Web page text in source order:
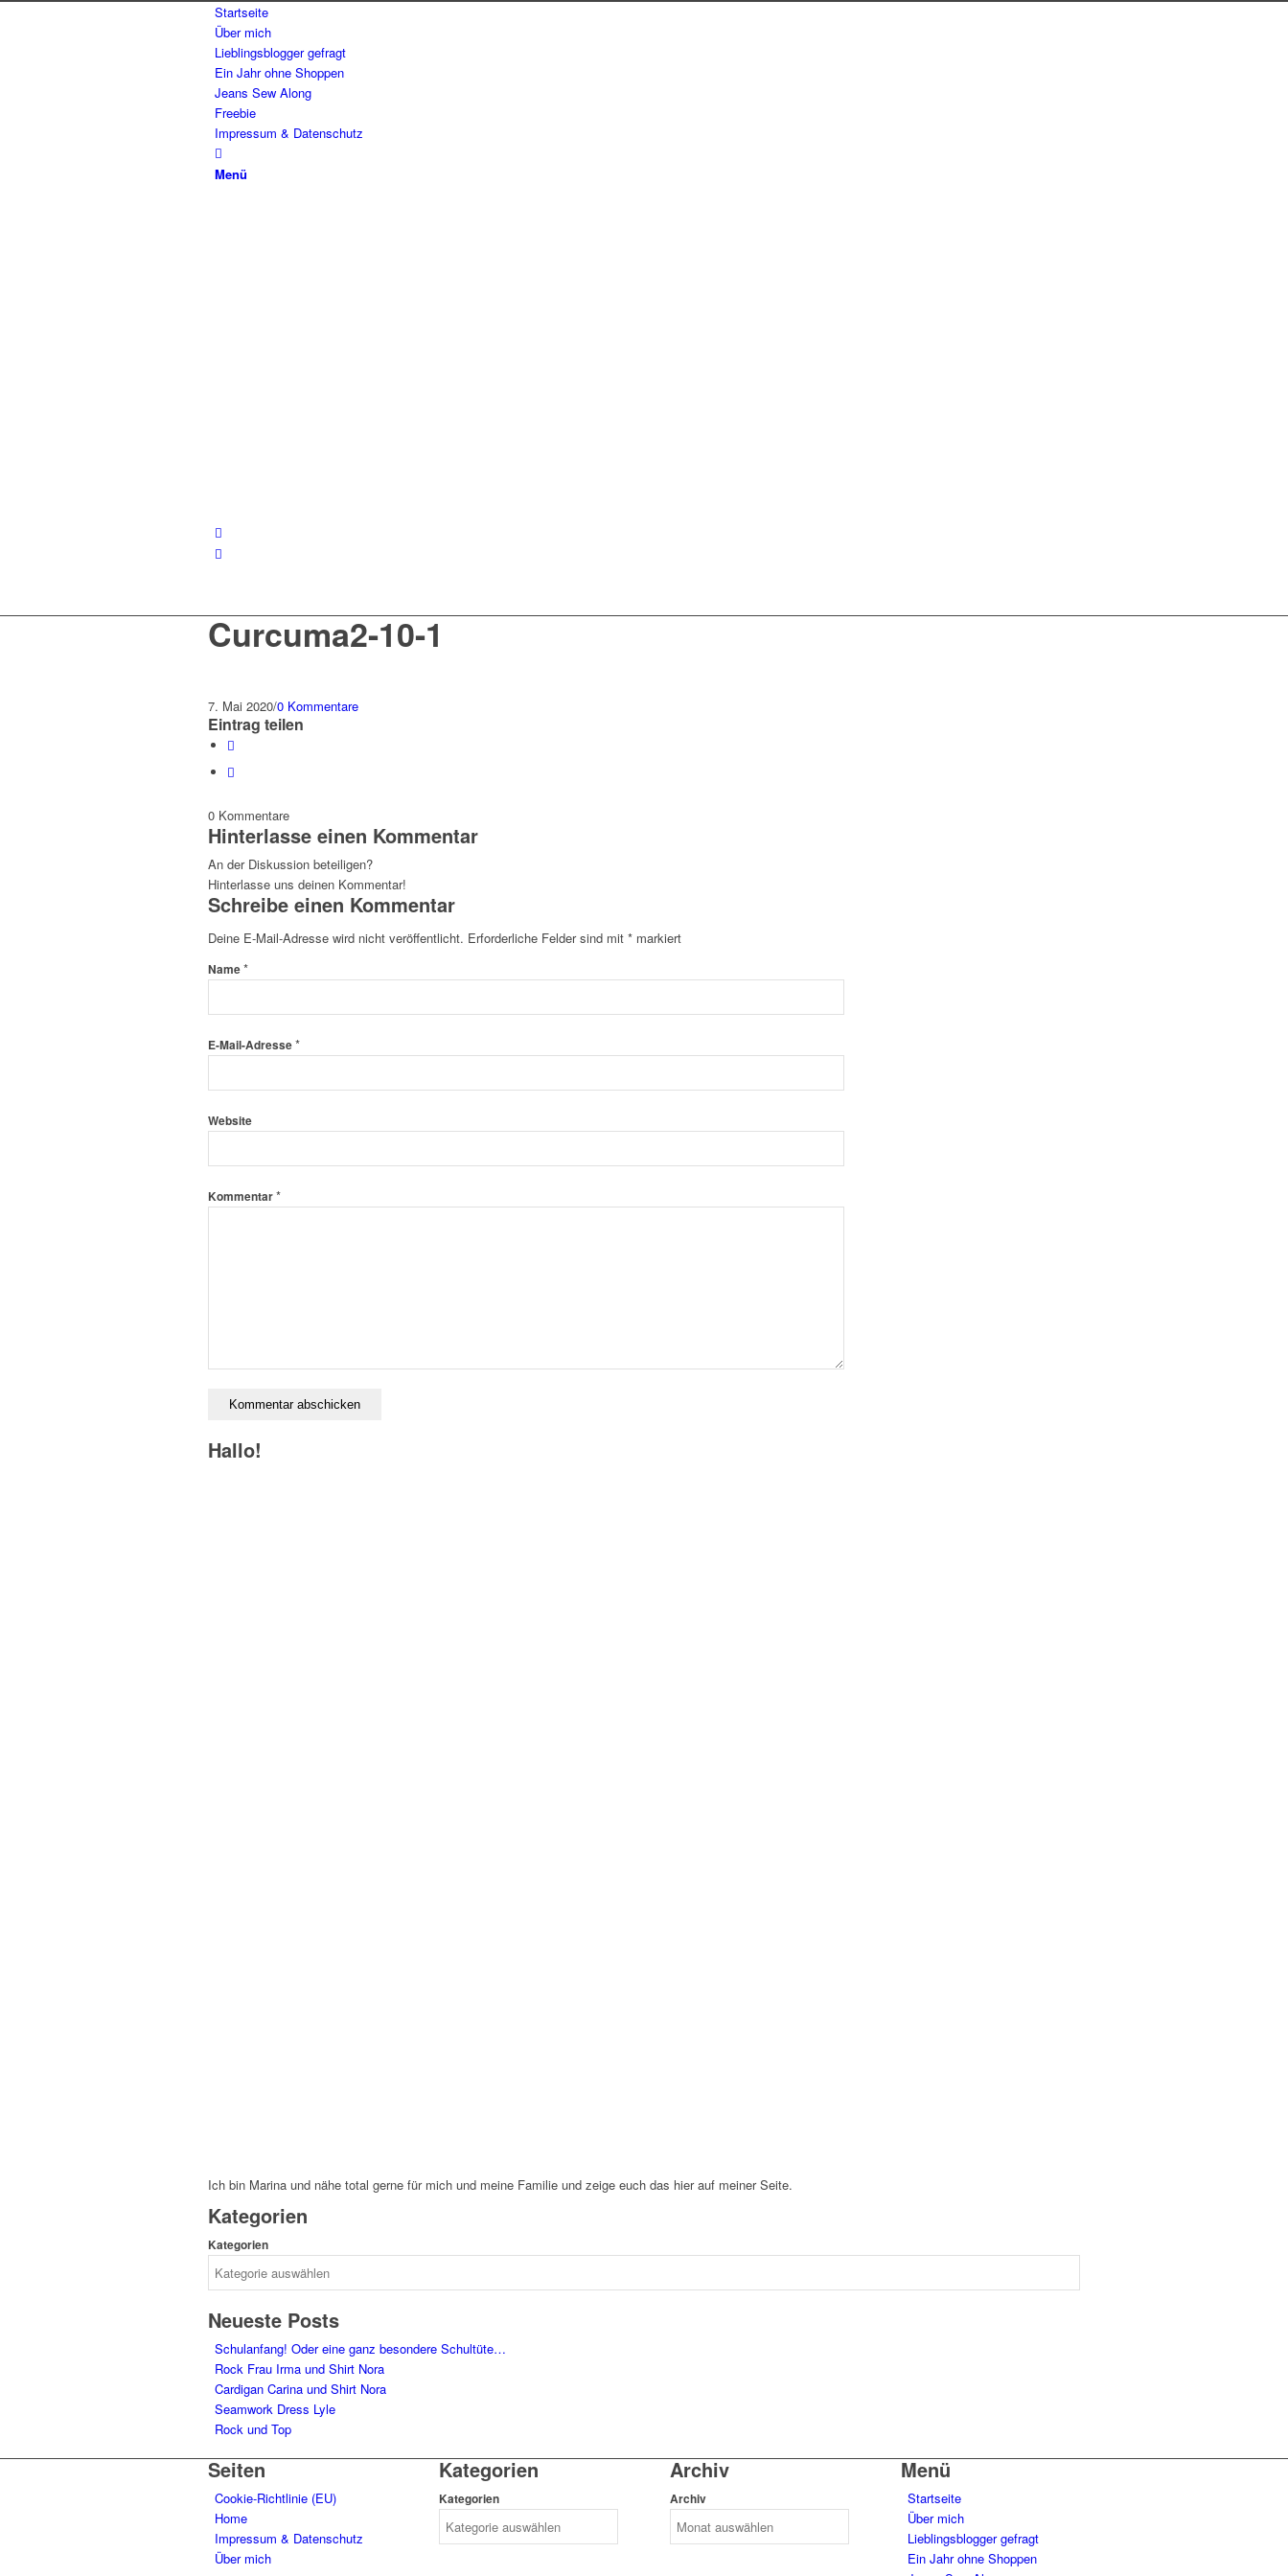
Startseite
Über mich
Lieblingsblogger gefragt
Ein Jahr ohne Shoppen
Jeans Sew Along
Freebie
Impressum & Datenschutz
Menü
Curcuma2-10-1
7. Mai 2020/0 Kommentare
Eintrag teilen
0 Kommentare
Hinterlasse einen Kommentar
An der Diskussion beteiligen?
Hinterlasse uns deinen Kommentar!
Schreibe einen Kommentar
Deine E-Mail-Adresse wird nicht veröffentlicht. Erforderliche Felder sind mit * markiert
Name*
E-Mail-Adresse*
Website
Kommentar*
Hallo!
Ich bin Marina und nähe total gerne für mich und meine Familie und zeige euch das hier auf meiner Seite.
Kategorien
Kategorien
Neueste Posts
Schulanfang! Oder eine ganz besondere Schultüte…
Rock Frau Irma und Shirt Nora
Cardigan Carina und Shirt Nora
Seamwork Dress Lyle
Rock und Top
Seiten
Cookie-Richtlinie (EU)
Home
Impressum & Datenschutz
Über mich
Kategorien
Kategorien
Archiv
Archiv
Menü
Startseite
Über mich
Lieblingsblogger gefragt
Ein Jahr ohne Shoppen